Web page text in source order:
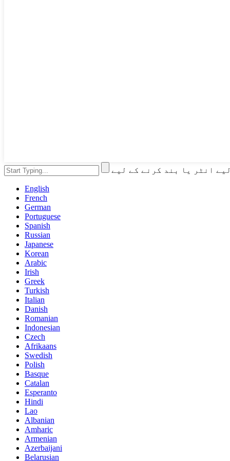
English
French
German
Portuguese
Spanish
Russian
Japanese
Korean
Arabic
Irish
Greek
Turkish
Italian
Danish
Romanian
Indonesian
Czech
Afrikaans
Swedish
Polish
Basque
Catalan
Esperanto
Hindi
Lao
Albanian
Amharic
Armenian
Azerbaijani
Belarusian